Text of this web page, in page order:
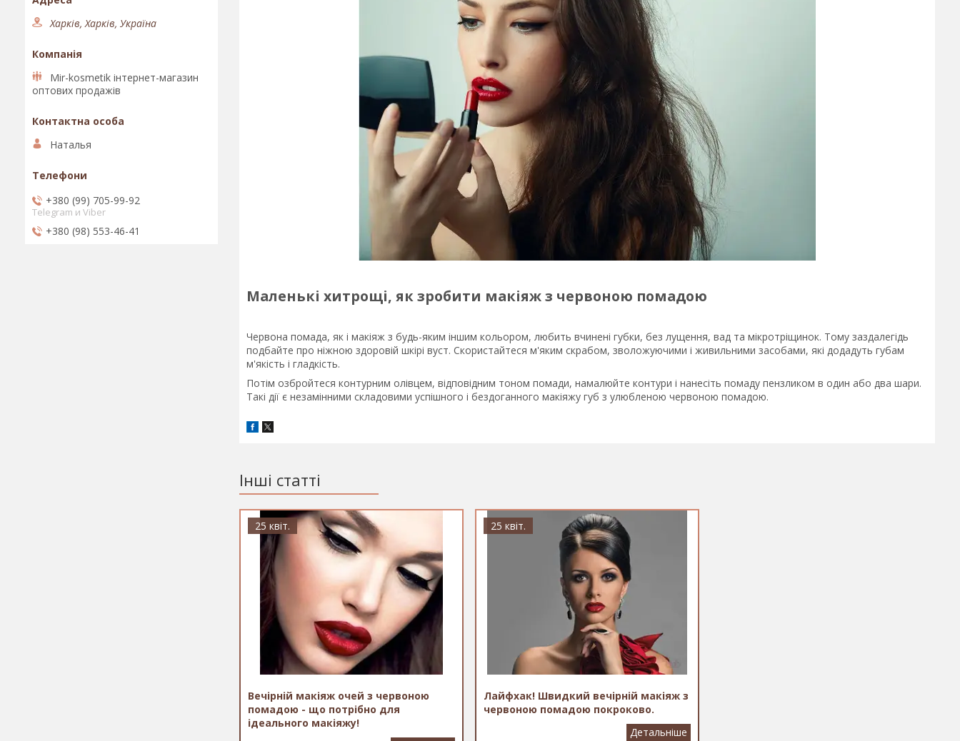
Маленькі хитрощі, як зробити макіяж з червоною помадою
Червона помада, як і макіяж з будь-яким іншим кольором, любить вчинені губки, без лущення, вад та мікротріщинок. Тому заздалегідь
подбайте про ніжною здоровій шкірі вуст. Скористайтеся м'яким скрабом, зволожуючими і живильними засобами, які додадуть губам
м'якість і гладкість.
Потім озбройтеся контурним олівцем, відповідним тоном помади, намалюйте контури і нанесіть помаду пензликом в один або два шари.
Такі дії є незамінними складовими успішного і бездоганного макіяжу губ з улюбленою червоною помадою.
Інші статті
25 квіт.
Вечірній макіяж очей з червоною
помадою - що потрібно для
ідеального макіяжу!
25 квіт.
Лайфхак! Швидкий вечірній макіяж з
червоною помадою покроково.
Харків, Харків, Україна
Mir-kosmetik інтернет-магазин
оптових продажів
Наталья
+380 (99) 705-99-92
Telegram и Viber
+380 (98) 553-46-41